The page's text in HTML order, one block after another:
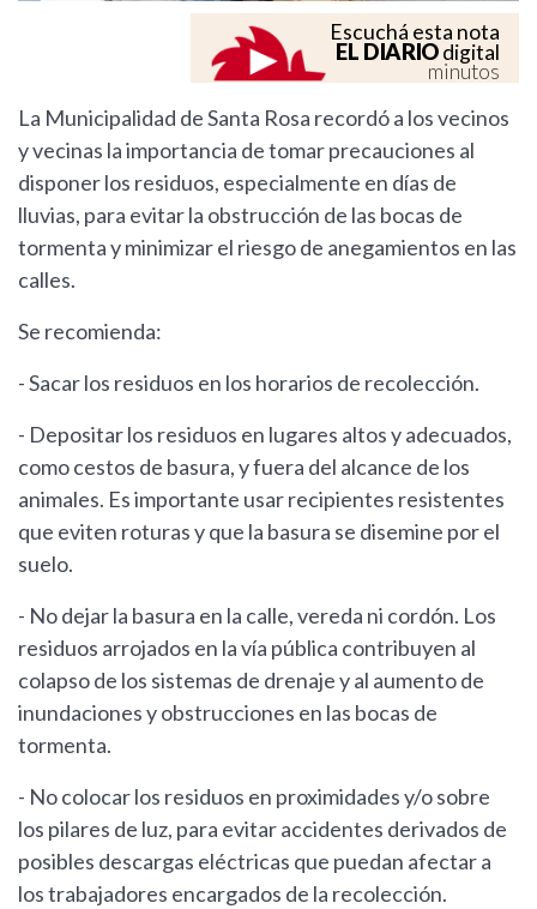
Escuchá esta nota
EL DIARIOdigital
minutos
La Municipalidad de Santa Rosa recordó a los vecinos
y vecinas la importancia de tomar precauciones al
disponer los residuos, especialmente en días de
lluvias, para evitar la obstrucción de las bocas de
tormenta y minimizar el riesgo de anegamientos en las
calles.
Se recomienda:
- Sacar los residuos en los horarios de recolección.
- Depositar los residuos en lugares altos y adecuados,
como cestos de basura, y fuera del alcance de los
animales. Es importante usar recipientes resistentes
que eviten roturas y que la basura se disemine por el
suelo.
- No dejar la basura en la calle, vereda ni cordón. Los
residuos arrojados en la vía pública contribuyen al
colapso de los sistemas de drenaje y al aumento de
inundaciones y obstrucciones en las bocas de
tormenta.
- No colocar los residuos en proximidades y/o sobre
los pilares de luz, para evitar accidentes derivados de
posibles descargas eléctricas que puedan afectar a
los trabajadores encargados de la recolección.